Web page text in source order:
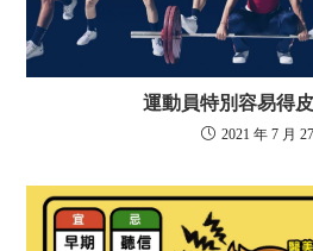
運動員特別容易得
2021 年 7 月